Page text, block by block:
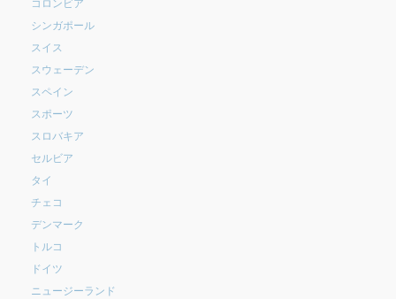
シンガポール
スイス
スウェーデン
スペイン
スポーツ
スロバキア
セルビア
タイ
チェコ
デンマーク
トルコ
ドイツ
ニュージーランド